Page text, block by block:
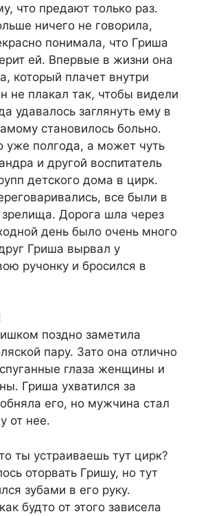
что предают только раз.
ничего не говорила,
понимала, что Гриша
ей. Впервые в жизни она
который плачет внутри
не плакал так, чтобы видели
удавалось заглянуть ему в
становилось больно.
уже полгода, а может чуть
и другой воспитатель
детского дома в цирк.
все были в
Дорога шла через
день было очень много
Гриша вырвал у
ручонку и бросился в
поздно заметила
пару. Зато она отлично
глаза женщины и
Гриша ухватился за
его, но мужчина стал
от нее.
ты устраиваешь тут цирк?
оторвать Гришу, но тут
зубами в его руку.
будто от этого зависела